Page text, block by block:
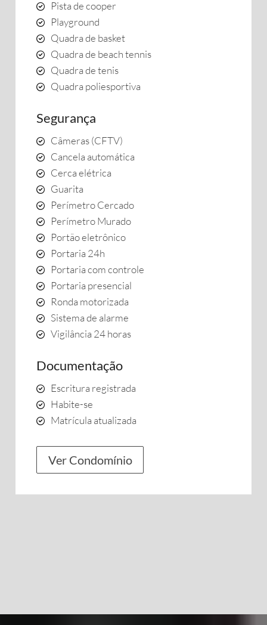
Pista de cooper
Playground
Quadra de basket
Quadra de beach tennis
Quadra de tenis
Quadra poliesportiva
Segurança
Câmeras (CFTV)
Cancela automática
Cerca elétrica
Guarita
Perímetro Cercado
Perímetro Murado
Portão eletrônico
Portaria 24h
Portaria com controle
Portaria presencial
Ronda motorizada
Sistema de alarme
Vigilância 24 horas
Documentação
Escritura registrada
Habite-se
Matrícula atualizada
Ver Condomínio